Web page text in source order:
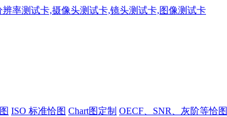
ISO 标准恰图 Chart图定制 OECF、SNR、灰阶等恰图